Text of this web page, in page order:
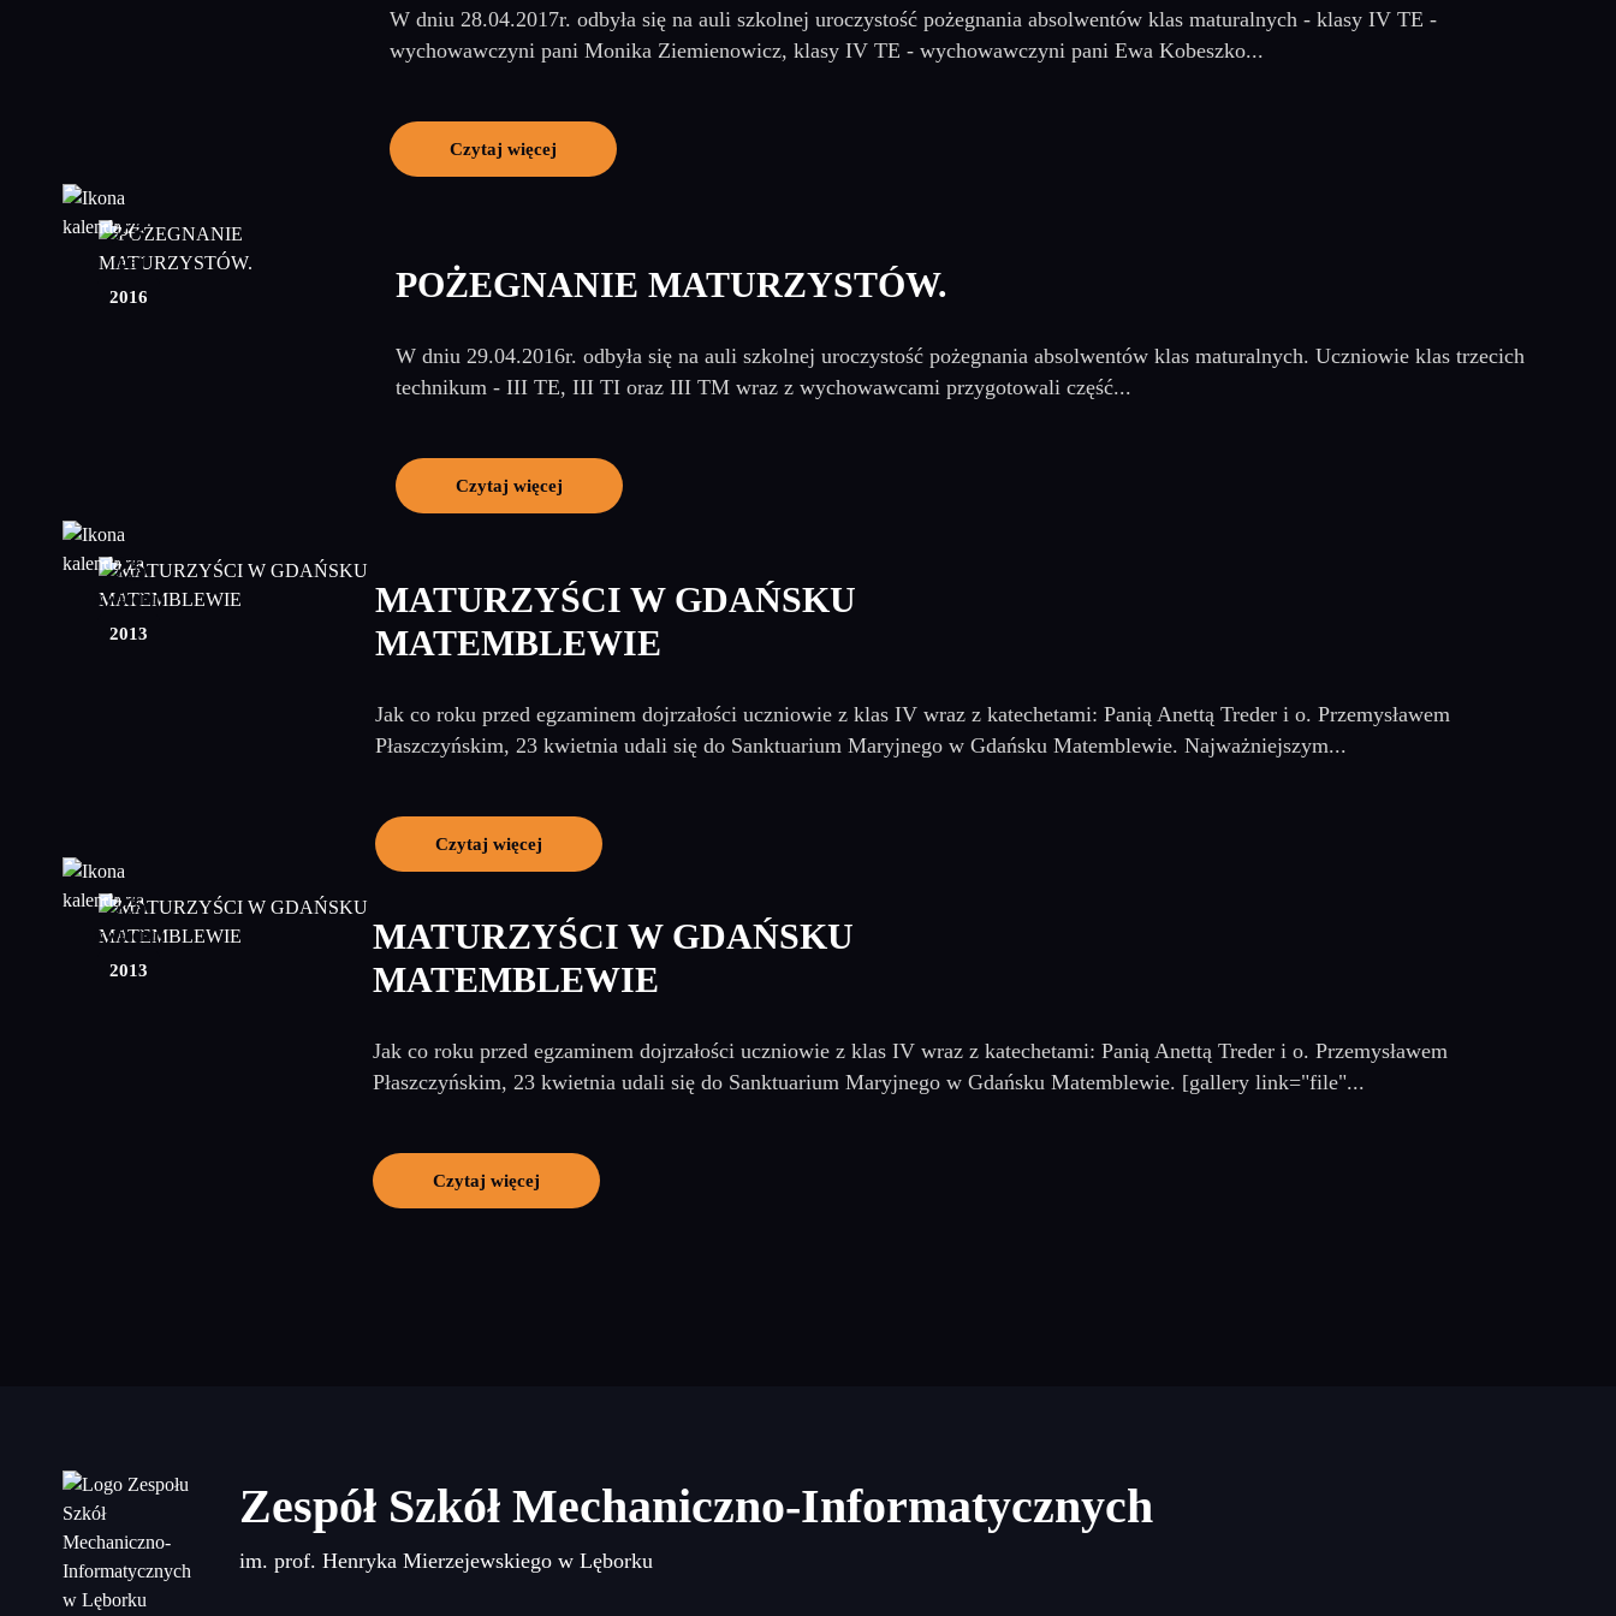
W dniu 28.04.2017r. odbyła się na auli szkolnej uroczystość pożegnania absolwentów klas maturalnych - klasy IV TE -
wychowawczyni pani Monika Ziemienowicz, klasy IV TE - wychowawczyni pani Ewa Kobeszko...
Czytaj więcej
23
maj
2016
POŻEGNANIE MATURZYSTÓW.
W dniu 29.04.2016r. odbyła się na auli szkolnej uroczystość pożegnania absolwentów klas maturalnych. Uczniowie klas trzecich
technikum - III TE, III TI oraz III TM wraz z wychowawcami przygotowali część...
Czytaj więcej
25
kwiecień
2013
MATURZYŚCI W GDAŃSKU
MATEMBLEWIE
Jak co roku przed egzaminem dojrzałości uczniowie z klas IV wraz z katechetami: Panią Anettą Treder i o. Przemysławem
Płaszczyńskim, 23 kwietnia udali się do Sanktuarium Maryjnego w Gdańsku Matemblewie. Najważniejszym...
Czytaj więcej
25
kwiecień
2013
MATURZYŚCI W GDAŃSKU
MATEMBLEWIE
Jak co roku przed egzaminem dojrzałości uczniowie z klas IV wraz z katechetami: Panią Anettą Treder i o. Przemysławem
Płaszczyńskim, 23 kwietnia udali się do Sanktuarium Maryjnego w Gdańsku Matemblewie. [gallery link="file"...
Czytaj więcej
Zespół Szkół Mechaniczno-Informatycznych
im. prof. Henryka Mierzejewskiego w Lęborku